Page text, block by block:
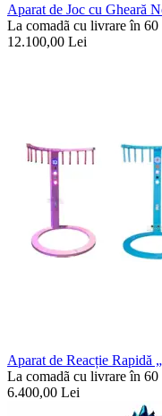
Aparat de Joc cu Gheară
La comadã cu livrare în 60
12.100,00 Lei
Aparat de Reacție Rapidă
La comadã cu livrare în 60
6.400,00 Lei